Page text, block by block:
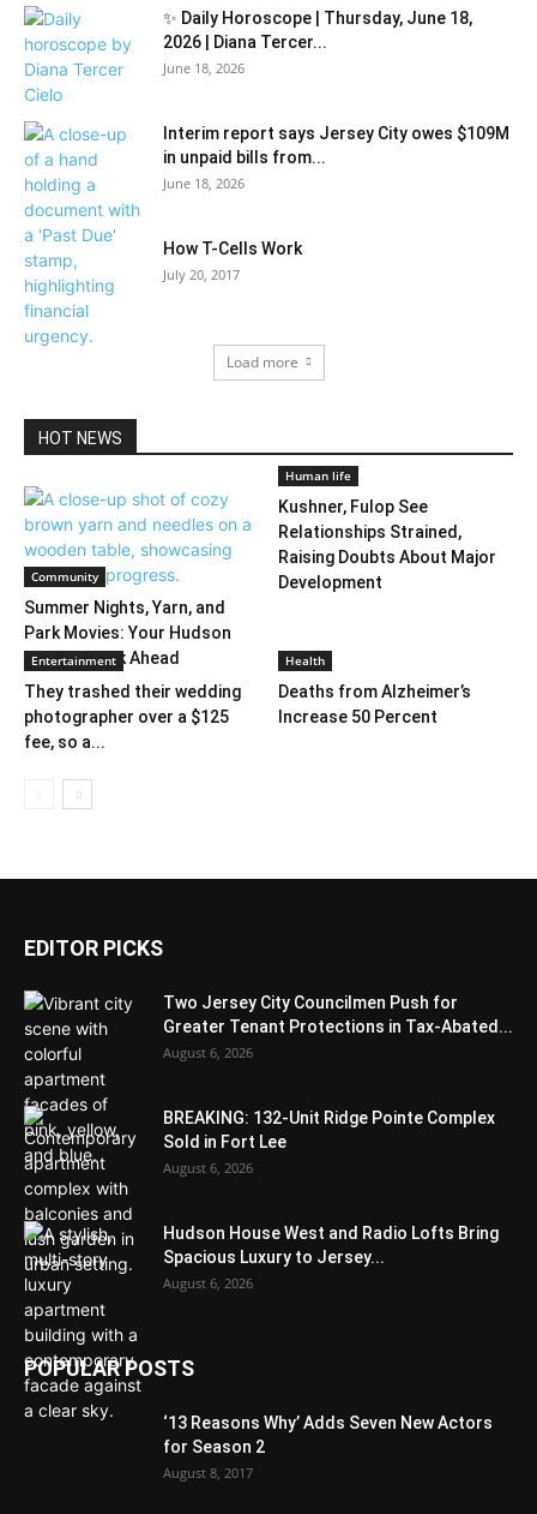
✨ Daily Horoscope | Thursday, June 18,
2026 | Diana Tercer...
June 18, 2026
Interim report says Jersey City owes $109M
in unpaid bills from...
June 18, 2026
How T-Cells Work
July 20, 2017
Load more
HOT NEWS
Community
Summer Nights, Yarn, and
Park Movies: Your Hudson
County Week Ahead
Human life
Kushner, Fulop See
Relationships Strained,
Raising Doubts About Major
Development
Entertainment
They trashed their wedding
photographer over a $125
fee, so a...
Health
Deaths from Alzheimer’s
Increase 50 Percent
EDITOR PICKS
Two Jersey City Councilmen Push for
Greater Tenant Protections in Tax-Abated...
August 6, 2026
BREAKING: 132-Unit Ridge Pointe Complex
Sold in Fort Lee
August 6, 2026
Hudson House West and Radio Lofts Bring
Spacious Luxury to Jersey...
August 6, 2026
POPULAR POSTS
‘13 Reasons Why’ Adds Seven New Actors
for Season 2
August 8, 2017